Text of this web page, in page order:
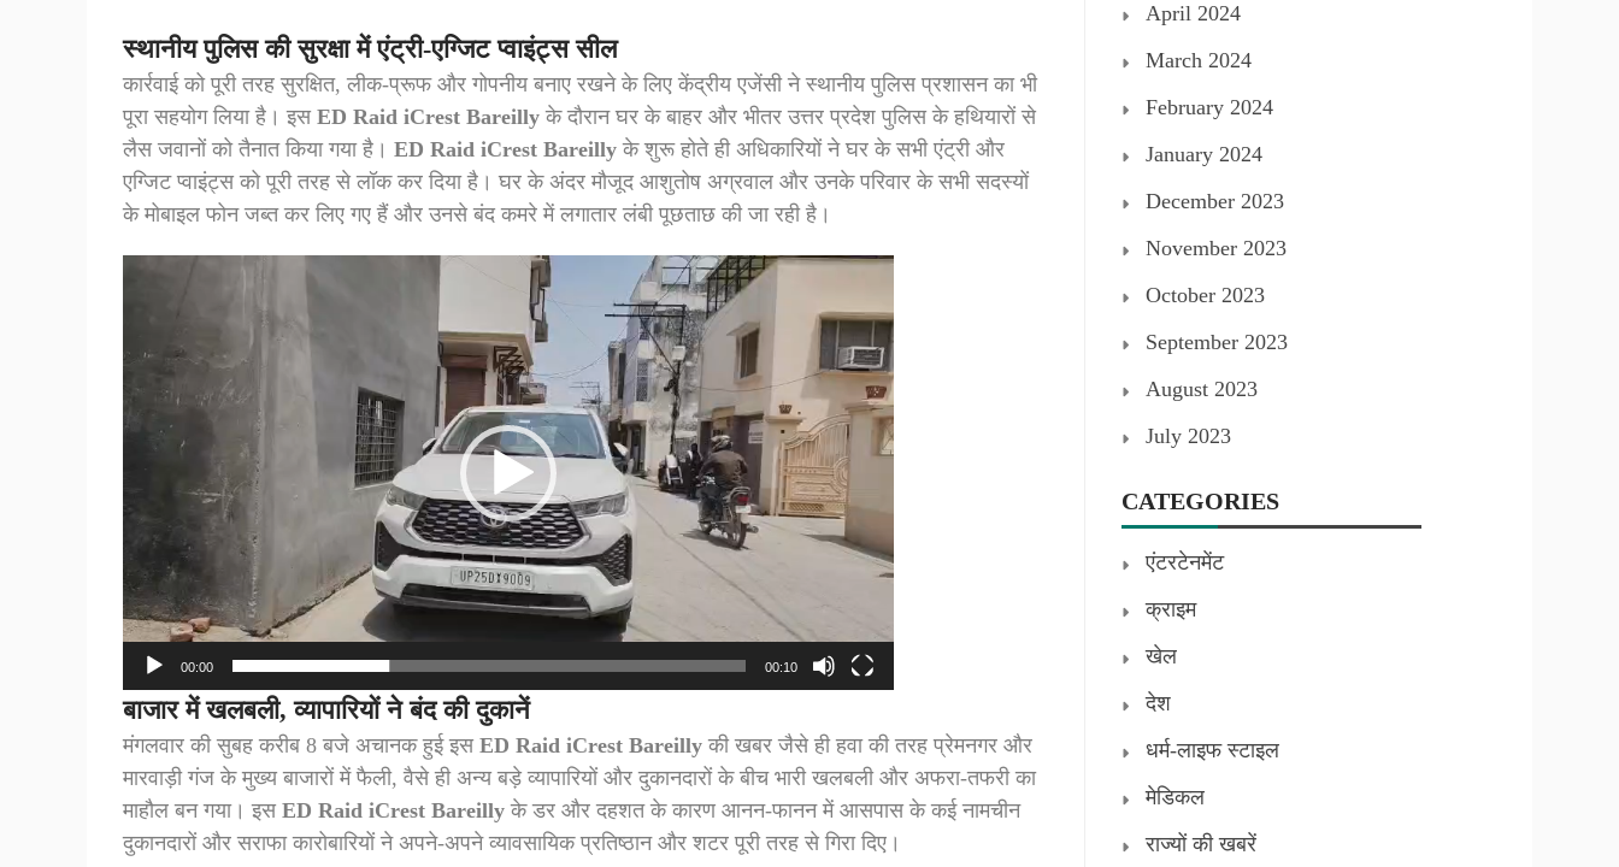
स्थानीय पुलिस की सुरक्षा में एंट्री-एग्जिट प्वाइंट्स सील
कार्रवाई को पूरी तरह सुरक्षित, लीक-प्रूफ और गोपनीय बनाए रखने के लिए केंद्रीय एजेंसी ने स्थानीय पुलिस प्रशासन का भी
पूरा सहयोग लिया है। इस ED Raid iCrest Bareilly के दौरान घर के बाहर और भीतर उत्तर प्रदेश पुलिस के हथियारों से
लैस जवानों को तैनात किया गया है। ED Raid iCrest Bareilly के शुरू होते ही अधिकारियों ने घर के सभी एंट्री और
एग्जिट प्वाइंट्स को पूरी तरह से लॉक कर दिया है। घर के अंदर मौजूद आशुतोष अग्रवाल और उनके परिवार के सभी सदस्यों
के मोबाइल फोन जब्त कर लिए गए हैं और उनसे बंद कमरे में लगातार लंबी पूछताछ की जा रही है।
00:00 00:10
बाजार में खलबली, व्यापारियों ने बंद की दुकानें
मंगलवार की सुबह करीब 8 बजे अचानक हुई इस ED Raid iCrest Bareilly की खबर जैसे ही हवा की तरह प्रेमनगर और
मारवाड़ी गंज के मुख्य बाजारों में फैली, वैसे ही अन्य बड़े व्यापारियों और दुकानदारों के बीच भारी खलबली और अफरा-तफरी का
माहौल बन गया। इस ED Raid iCrest Bareilly के डर और दहशत के कारण आनन-फानन में आसपास के कई नामचीन
दुकानदारों और सराफा कारोबारियों ने अपने-अपने व्यावसायिक प्रतिष्ठान और शटर पूरी तरह से गिरा दिए।
April 2024
March 2024
February 2024
January 2024
December 2023
November 2023
October 2023
September 2023
August 2023
July 2023
CATEGORIES
एंटरटेनमेंट
क्राइम
खेल
देश
धर्म-लाइफ स्टाइल
मेडिकल
राज्यों की खबरें